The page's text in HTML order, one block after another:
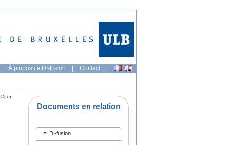
| À propos de DI-fusion | Contact |
Citer
Documents en relation
DI-fusion